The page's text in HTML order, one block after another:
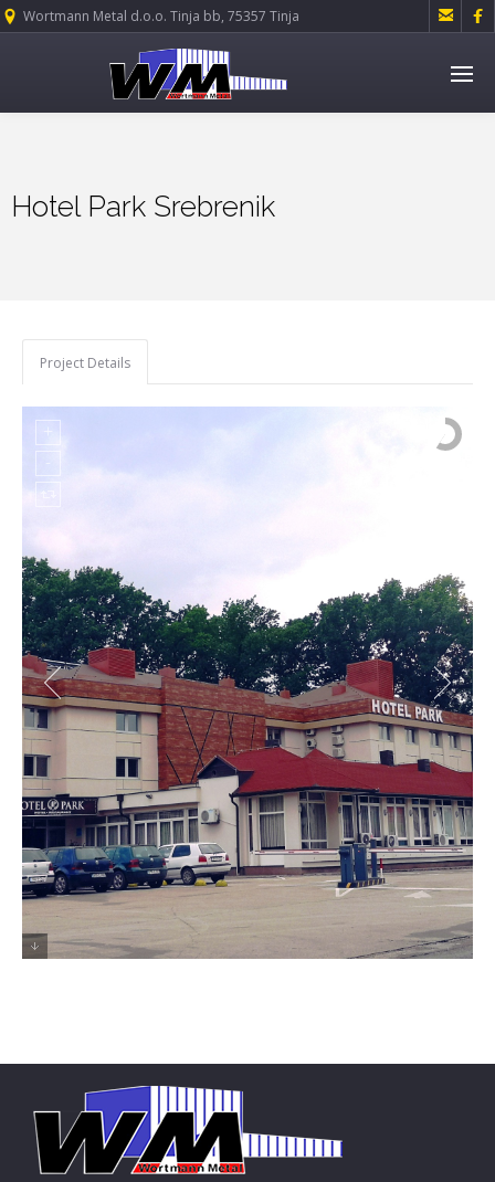
Wortmann Metal d.o.o. Tinja bb, 75357 Tinja  
Hotel Park Srebrenik
Project Details